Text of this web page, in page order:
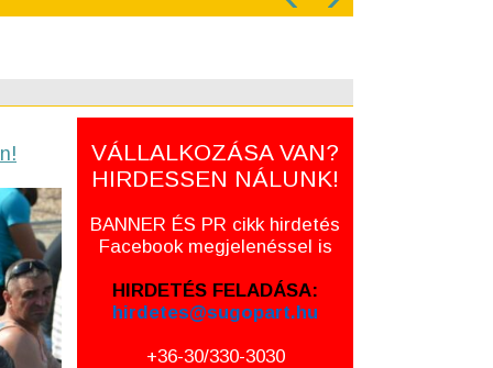
VÁLLALKOZÁSA VAN?
HIRDESSEN NÁLUNK!
BANNER ÉS PR cikk hirdetés
Facebook megjelenéssel is
HIRDETÉS FELADÁSA:
hirdetes@sugopart.hu
+36-30/330-3030